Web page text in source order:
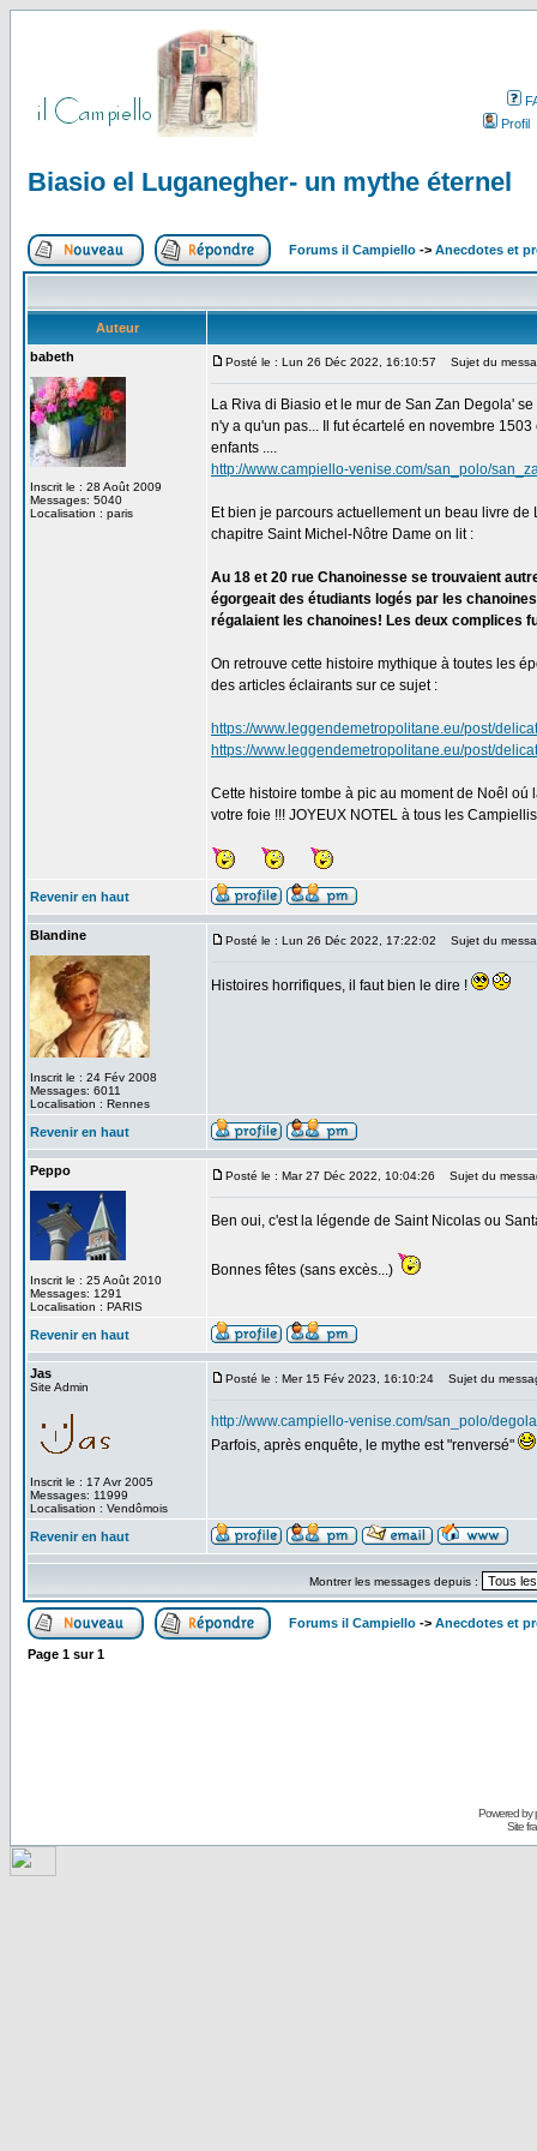
Profil
Biasio el Luganegher- un mythe éternel
Forums il Campiello -> Anecdotes et
Auteur
babeth
Inscrit le : 28 Août 2009
Messages: 5040
Localisation : paris
Posté le : Lun 26 Déc 2022, 16:10:57 Sujet du
La Riva di Biasio et le mur de San Zan Degola'
n'y a qu'un pas... Il fut écartelé en novembre
enfants ....
http://www.campiello-venise.com/san_polo/
Et bien je parcours actuellement un beau livre
chapitre Saint Michel-Nôtre Dame on lit :
Au 18 et 20 rue Chanoinesse se trouvaient
égorgeait des étudiants logés par les
régalaient les chanoines! Les deux complices
On retrouve cette histoire mythique à toutes les
des articles éclairants sur ce sujet :
https://www.leggendemetropolitane.eu/post/
https://www.leggendemetropolitane.eu/post/
Cette histoire tombe à pic au moment de Noêl
votre foie !!! JOYEUX NOTEL à tous les
Revenir en haut
Blandine
Inscrit le : 24 Fév 2008
Messages: 6011
Localisation : Rennes
Posté le : Lun 26 Déc 2022, 17:22:02 Sujet du
Histoires horrifiques, il faut bien le dire !
Revenir en haut
Peppo
Inscrit le : 25 Août 2010
Messages: 1291
Localisation : PARIS
Posté le : Mar 27 Déc 2022, 10:04:26 Sujet du
Ben oui, c'est la légende de Saint Nicolas ou
Bonnes fêtes (sans excès...)
Revenir en haut
Jas
Site Admin
Inscrit le : 17 Avr 2005
Messages: 11999
Localisation : Vendômois
Posté le : Mer 15 Fév 2023, 16:10:24 Sujet du
http://www.campiello-venise.com/san_polo/
Parfois, après enquête, le mythe est "renversé"
Revenir en haut
Montrer les messages depuis :
Forums il Campiello -> Anecdotes et
Page 1 sur1
Powered by
Site